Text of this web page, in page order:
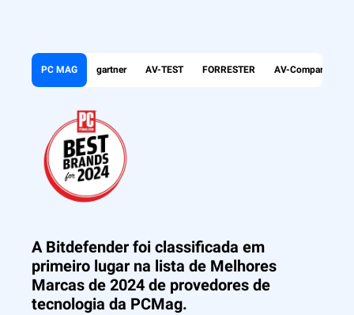
PC MAG gartner AV-TEST FORRESTER AV-Comparatives
A Bitdefender foi classificada em
primeiro lugar na lista de Melhores
Marcas de 2024 de provedores de
tecnologia da PCMag.